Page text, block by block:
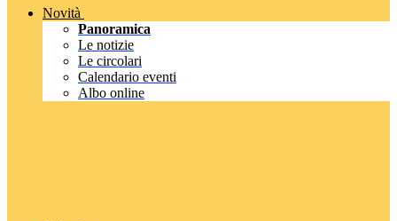
Novità
Panoramica
Le notizie
Le circolari
Calendario eventi
Albo online